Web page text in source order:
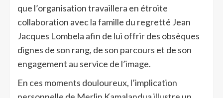
que l’organisation travaillera en étroite
collaboration avec la famille du regretté Jean
Jacques Lombela afin de lui offrir des obsèques
dignes de son rang, de son parcours et de son
engagement au service de l’image.
En ces moments douloureux, l’implication